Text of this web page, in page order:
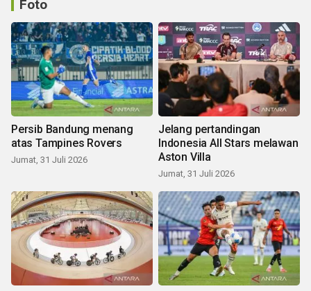
Foto
Persib Bandung menang
atas Tampines Rovers
Jumat, 31 Juli 2026
Jelang pertandingan
Indonesia All Stars melawan
Aston Villa
Jumat, 31 Juli 2026